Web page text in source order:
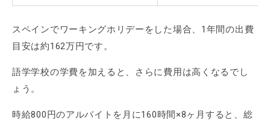
スペインでワーキングホリデーをした場合、1年間の出費
目安は約162万円です。
語学学校の学費を加えると、さらに費用は高くなるでし
ょう。
時給800円のアルバイトを月に160時間×8ヶ月すると、総